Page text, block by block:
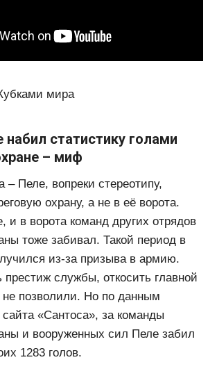
мира
набил статистику голами
– миф
– Пеле, вопреки стереотипу,
охрану, а не в её ворота.
и в ворота команд других отрядов
тоже забивал. Такой период в
из-за призыва в армию.
престиж службы, откосить главной
не позволили. Но по данным
«Сантоса», за команды
и вооруженных сил Пеле забил
1283 голов.